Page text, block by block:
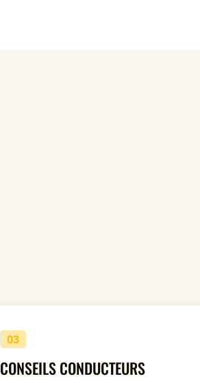
03
CONSEILS CONDUCTEURS